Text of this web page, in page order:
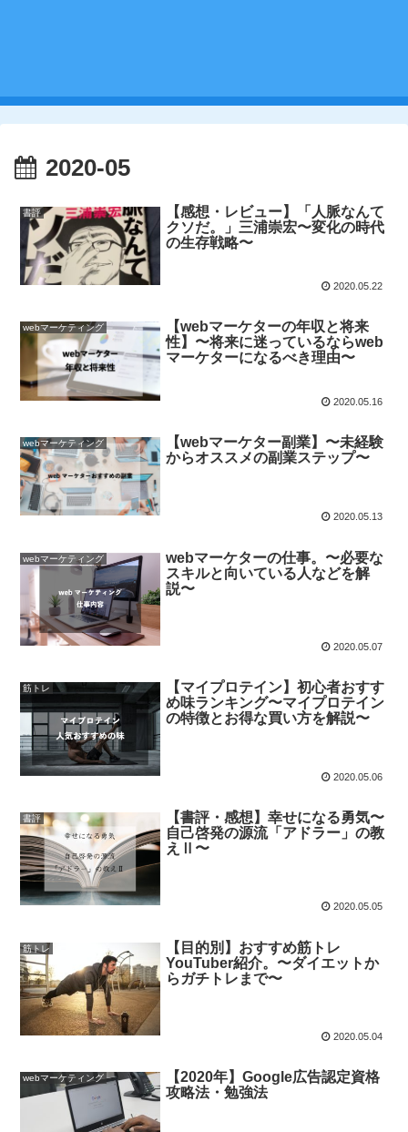
2020-05
書評
【感想・レビュー】「人脈なんて
クソだ。」三浦崇宏〜変化の時代
の生存戦略〜
2020.05.22
webマーケティング
【webマーケターの年収と将来
性】〜将来に迷っているならweb
マーケターになるべき理由〜
2020.05.16
webマーケティング
【webマーケター副業】〜未経験
からオススメの副業ステップ〜
2020.05.13
webマーケティング
webマーケターの仕事。〜必要な
スキルと向いている人などを解
説〜
2020.05.07
筋トレ
【マイプロテイン】初心者おすす
め味ランキング〜マイプロテイン
の特徴とお得な買い方を解説〜
2020.05.06
書評
【書評・感想】幸せになる勇気〜
自己啓発の源流「アドラー」の教
えⅡ〜
2020.05.05
筋トレ
【目的別】おすすめ筋トレ
YouTuber紹介。〜ダイエットか
らガチトレまで〜
2020.05.04
webマーケティング
【2020年】Google広告認定資格
攻略法・勉強法